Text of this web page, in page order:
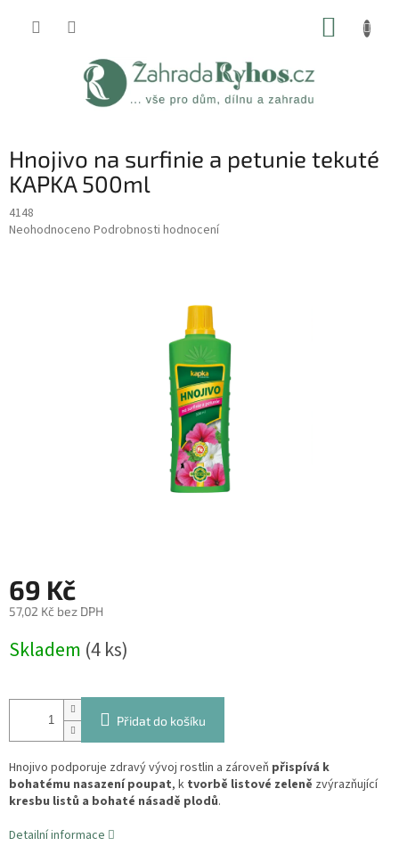
Hnojivo na surfinie a petunie tekuté
KAPKA 500ml
4148
Průměrné
Neohodnoceno Podrobnosti hodnocení
69 Kč
57,02 Kč bez DPH
cena:
Skladem (4 ks)
Přidat do košíku
Hnojivo podporuje zdravý vývoj rostlin a zároveň přispívá k
bohatému nasazení poupat, k tvorbě listové zeleně zvýrazňující
kresbu listů a bohaté násadě plodů.
Detailní informace